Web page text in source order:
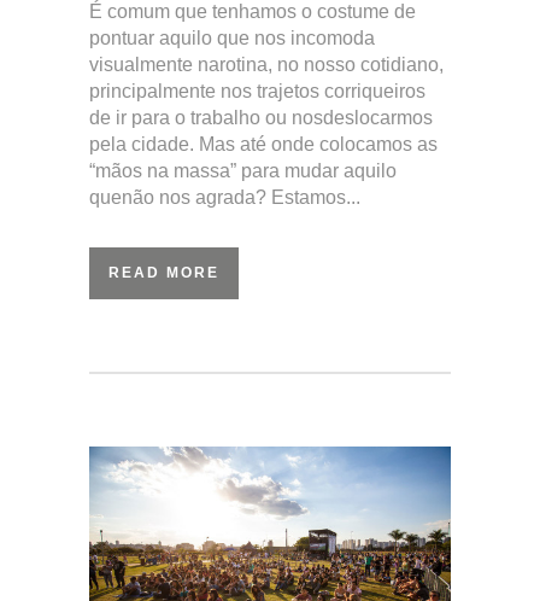
É comum que tenhamos o costume de
pontuar aquilo que nos incomoda
visualmente narotina, no nosso cotidiano,
principalmente nos trajetos corriqueiros
de ir para o trabalho ou nosdeslocarmos
pela cidade. Mas até onde colocamos as
“mãos na massa” para mudar aquilo
quenão nos agrada? Estamos...
READ MORE